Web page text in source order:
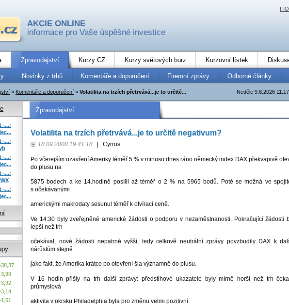
AKCIE ONLINE
informace pro Vaše úspěšné investice
Zpravodajství Kurzy CZ Kurzy světových burz Kurzovní lístek
Novinky z trhů Komentáře a doporučení Firemní zprávy Odborné články
Neděle 9.8.2026 11:17
» Komentáře a doporučení » Volatilita na trzích přetrvává...je to určitě...
Zpravodajství
Volatilita na trzích přetrvává...je to určitě negativum?
18.09.2008 19:41:18 Cyrrus
Po včerejším uzavření Ameriky téměř 5 % v minusu dnes ráno německý index DAX překvapivě
do plusu na
5875 bodech a ke 14.hodině posílil až téměř o 2 % na 5965 bodů. Poté se možná ve
s očekávanými
americkými makrodaty sesunul téměř k otvírací ceně.
Ve 14:30 byly zveřejněné americké žádosti o podporu v nezaměstnanosti. Pokračující žádosti
lepší než trh
očekával, nové žádosti nepatrně vyšší, tedy celkově neutrální zprávy povzbudily DAX k
nárůstům stejně
jako fakt, že Amerika krátce po otevření šla významně do plusu.
V 16 hodin přišly na trh další zprávy: předstihové ukazatele byly mírně horší než trh
průmyslová
aktivita v okrsku Philadelphia byla pro změnu velmi pozitivní.
-...:
-...:
-...:
-...:
-...: